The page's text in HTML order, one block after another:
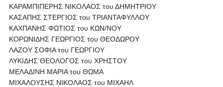
ΚΑΡΑΜΠΙΠΕΡΗΣ ΝΙΚΟΛΑΟΣ του ΔΗΜΗΤΡΙΟΥ
ΚΑΣΑΠΗΣ ΣΤΕΡΓΙΟΣ του ΤΡΙΑΝΤΑΦΥΛΛΟΥ
ΚΑΧΠΑΝΗΣ ΦΩΤΙΟΣ του ΚΩΝ/ΝΟΥ
ΚΟΡΩΝΙΔΗΣ ΓΕΩΡΓΙΟΣ του ΘΕΟΔΩΡΟΥ
ΛΑΖΟΥ ΣΟΦΙΑ του ΓΕΩΡΓΙΟΥ
ΛΥΚΙΔΗΣ ΘΕΟΛΟΓΟΣ του ΧΡΗΣΤΟΥ
ΜΕΛΑΔΙΝΗ ΜΑΡΙΑ του ΘΩΜΑ
ΜΙΧΑΛΟΥΣΗΣ ΝΙΚΟΛΑΟΣ του ΜΙΧΑΗΛ